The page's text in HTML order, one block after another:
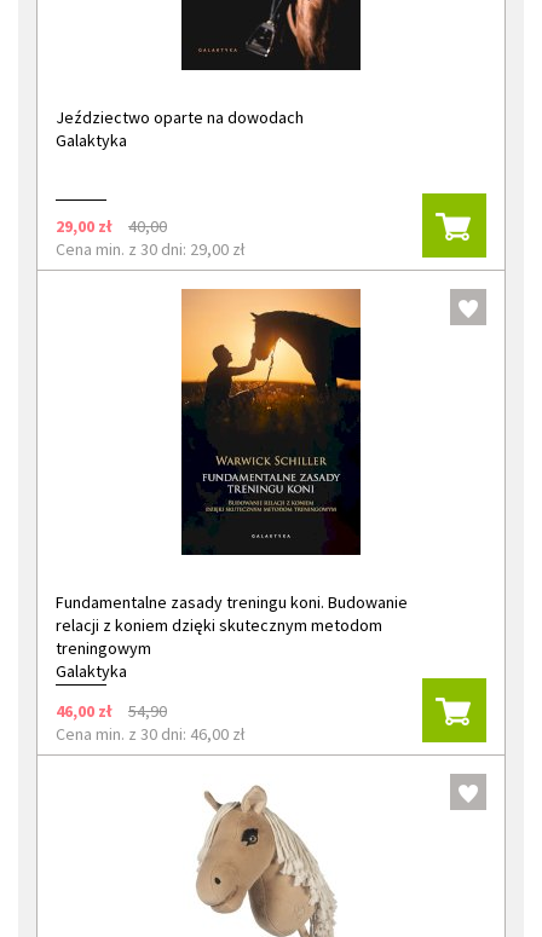
Jeździectwo oparte na dowodach
Galaktyka
29,00 zł
40,00
Cena min. z 30 dni: 29,00 zł
Fundamentalne zasady treningu koni. Budowanie
relacji z koniem dzięki skutecznym metodom
treningowym
Galaktyka
46,00 zł
54,90
Cena min. z 30 dni: 46,00 zł